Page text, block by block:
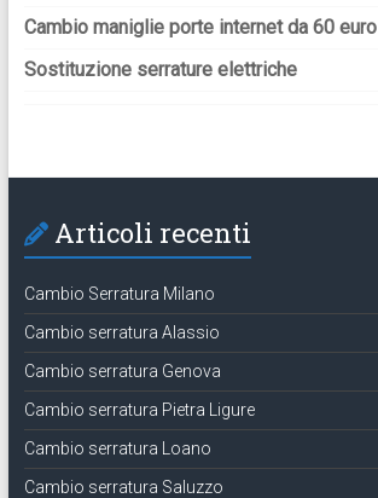
Cambio maniglie porte internet da 60 euro
Sostituzione serrature elettriche
Articoli recenti
Cambio Serratura Milano
Cambio serratura Alassio
Cambio serratura Genova
Cambio serratura Pietra Ligure
Cambio serratura Loano
Cambio serratura Saluzzo